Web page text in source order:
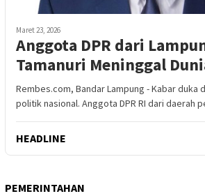
Maret 23, 2026
Anggota DPR dari
Tamanuri Meninggal
Rembes.com, Bandar Lampung - Kabar duka
politik nasional. Anggota DPR RI dari daerah
HEADLINE
PEMERINTAHAN